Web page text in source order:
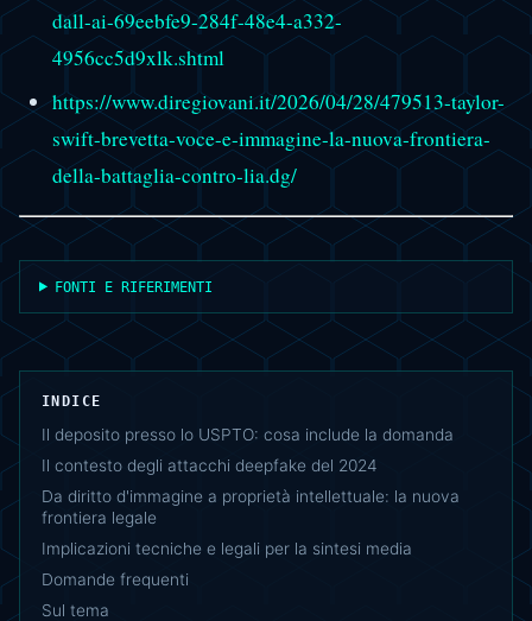
dall-ai-69eebfe9-284f-48e4-a332-
4956cc5d9xlk.shtml
https://www.diregiovani.it/2026/04/28/479513-taylor-
swift-brevetta-voce-e-immagine-la-nuova-frontiera-
della-battaglia-contro-lia.dg/
FONTI E RIFERIMENTI
INDICE
Il deposito presso lo USPTO: cosa include la domanda
Il contesto degli attacchi deepfake del 2024
Da diritto d'immagine a proprietà intellettuale: la nuova
frontiera legale
Implicazioni tecniche e legali per la sintesi media
Domande frequenti
Sul tema